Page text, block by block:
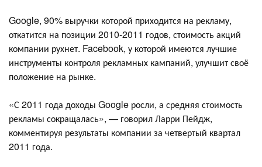
Google, 90% выручки которой приходится на рекламу,
откатится на позиции 2010-2011 годов, стоимость акций
компании рухнет. Facebook, у которой имеются лучшие
инструменты контроля рекламных кампаний, улучшит своё
положение на рынке.
«С 2011 года доходы Google росли, а средняя стоимость
рекламы сокращалась», — говорил Ларри Пейдж,
комментируя результаты компании за четвертый квартал
2011 года.